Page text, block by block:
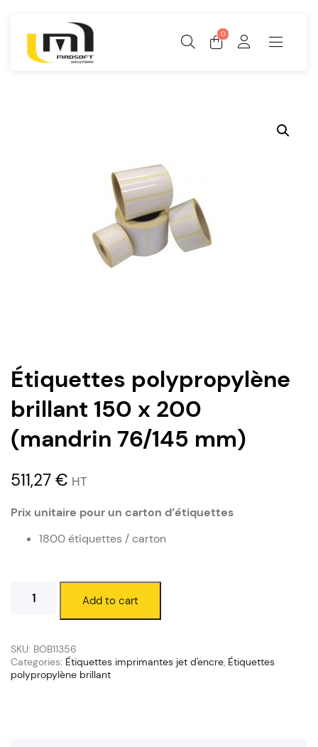
Étiquettes polypropylène
brillant 150 x 200
(mandrin 76/145 mm)
511,27 € HT
Prix unitaire pour un carton d’étiquettes
1800 étiquettes / carton
polypropylène
x
200
(mandrin
Add to cart
SKU: BOB11356
Categories: Étiquettes imprimantes jet d'encre, Étiquettes
polypropylène brillant